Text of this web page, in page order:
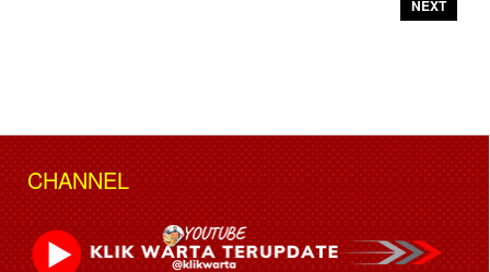
NEXT
CHANNEL